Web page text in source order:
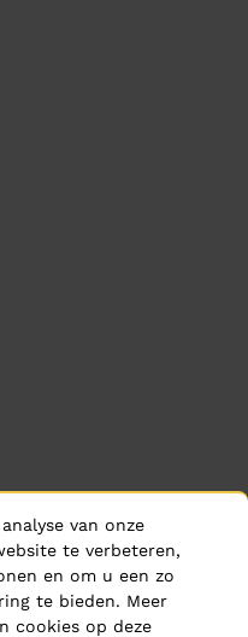
van onze
te verbeteren,
en om u een zo
te bieden. Meer
cookies op deze